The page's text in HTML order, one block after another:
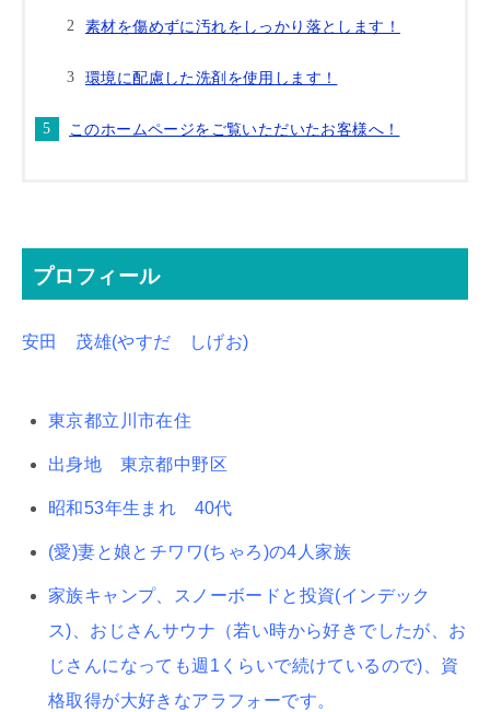
素材を傷めずに汚れをしっかり落とします！
環境に配慮した洗剤を使用します！
このホームページをご覧いただいたお客様へ！
プロフィール
安田 茂雄(やすだ しげお)
東京都立川市在住
出身地 東京都中野区
昭和53年生まれ 40代
(愛)妻と娘とチワワ(ちゃろ)の4人家族
家族キャンプ、スノーボードと投資(インデック
ス)、おじさんサウナ（若い時から好きでしたが、お
じさんになっても週1くらいで続けているので)、資
格取得が大好きなアラフォーです。